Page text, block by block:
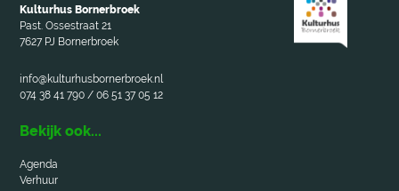
Kulturhus Bornerbroek
Past. Ossestraat 21
7627 PJ Bornerbroek
info@kulturhusbornerbroek.nl
074 38 41 790 / 06 51 37 05 12
Bekijk ook...
Agenda
Verhuur